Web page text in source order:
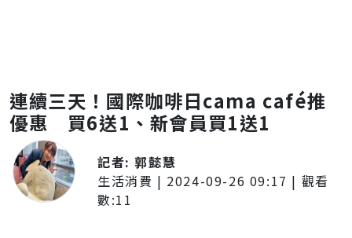
連續三天！國際咖啡日cama café推
優惠 買6送1、新會員買1送1
記者:郭懿慧
生活消費 | 2024-09-26 09:17 | 觀看
數:11